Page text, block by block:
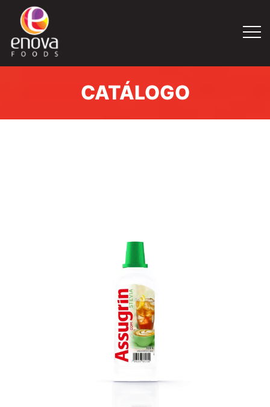
CATÁLOGO